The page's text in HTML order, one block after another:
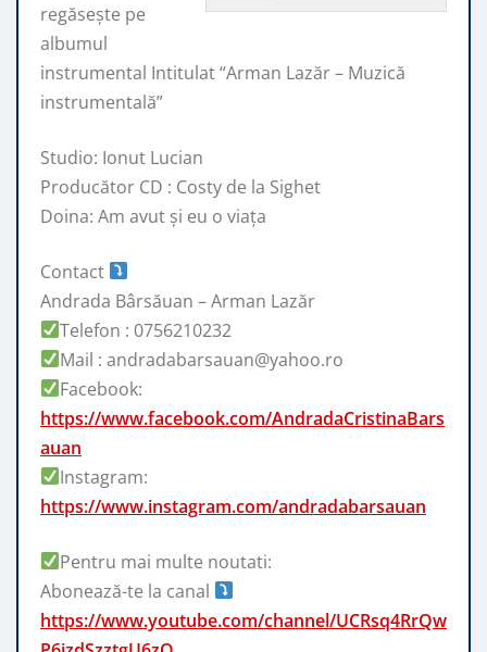
regăsește pe
albumul
instrumental Intitulat “Arman Lazăr – Muzică
instrumentală”
Studio: Ionut Lucian
Producător CD : Costy de la Sighet
Doina: Am avut și eu o viața
Contact
Andrada Bârsăuan – Arman Lazăr
Telefon : 0756210232
Mail : andradabarsauan@yahoo.ro
Facebook:
https://www.facebook.com/AndradaCristinaBars
auan
Instagram:
https://www.instagram.com/andradabarsauan
Pentru mai multe noutati:
Abonează-te la canal
https://www.youtube.com/channel/UCRsq4RrQw